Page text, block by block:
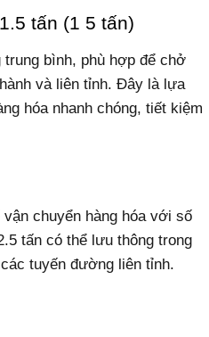
tấn (1 5 tấn)
bình, phù hợp để chở
và liên tỉnh. Đây là lựa
hóa nhanh chóng, tiết kiệm
chuyển hàng hóa với số
tấn có thể lưu thông trong
tuyến đường liên tỉnh.